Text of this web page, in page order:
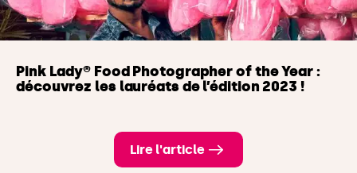
Pink Lady® Food Photographer of the Year :
découvrez les lauréats de l’édition 2023 !
Lire l'article